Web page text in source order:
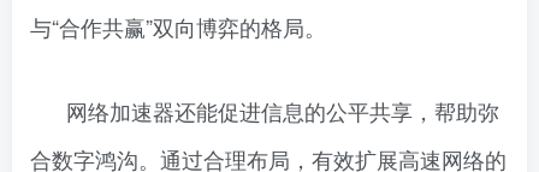
与“合作共赢”双向博弈的格局。
网络加速器还能促进信息的公平共享，帮助弥
合数字鸿沟。通过合理布局，有效扩展高速网络的